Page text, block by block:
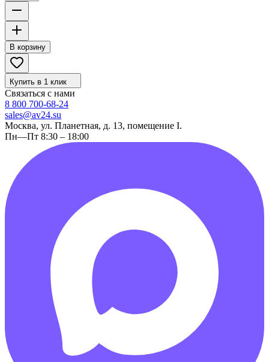
В корзину
Купить в 1 клик
Связаться с нами
8 800 700-68-24
sales@av24.su
Москва, ул. Планетная, д. 13, помещение I.
Пн—Пт 8:30 – 18:00